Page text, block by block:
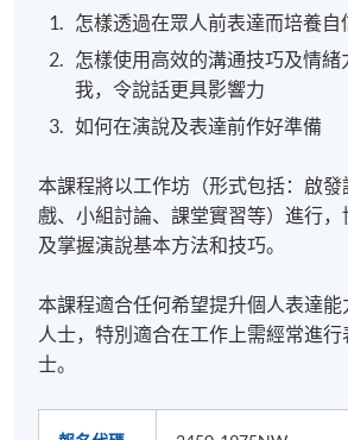
怎樣透過在眾人前表達而培養自
怎樣使用高效的溝通技巧及情緒
我，令說話更具影響力
如何在演說及表達前作好準備
本課程將以工作坊（形式包括：啟
戲、小組討論、課堂實習等）進行
及掌握演說基本方法和技巧。
本課程適合任何希望提升個人表達能
人士，特別適合在工作上需經常進行
士。